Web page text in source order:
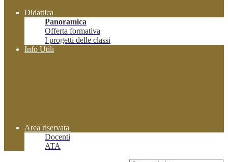
Didattica
Panoramica
Offerta formativa
I progetti delle classi
Info Utili
Area riservata
Docenti
ATA